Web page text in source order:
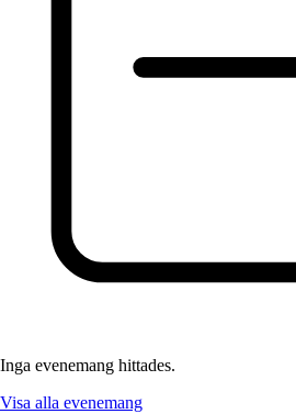
Inga evenemang hittades.
Visa alla evenemang